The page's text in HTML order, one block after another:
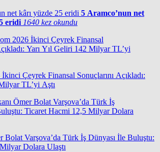
5 Aramco’nun net
eridi 1640 kez okundu
Çeyrek Finansal Sonuçlarını Açıkladı:
TL’yi Aştı
Bolat Varşova’da Türk İş Dünyası İle Buluştu:
Dolara Ulaştı